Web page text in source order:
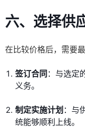
六、选择供
在比较价格后，需要
签订合同 ：与选定
义务。
制定实施计划 ：与
统能够顺利上线。